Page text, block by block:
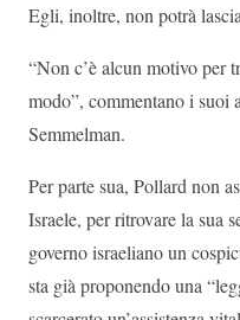
Egli, inoltre, non potrà
“Non c’è alcun motivo per
modo”, commentano i suoi
Semmelman.
Per parte sua, Pollard non
Israele, per ritrovare la sua
governo israeliano un
sta già proponendo una